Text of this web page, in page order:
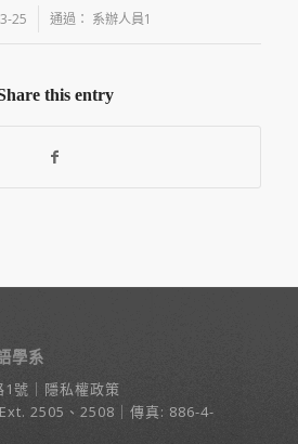
25 通過： 系辦人員1
this entry
學系
1號 ｜ 隱私權政策
Ext. 2505、2508｜傳真: 886-4-